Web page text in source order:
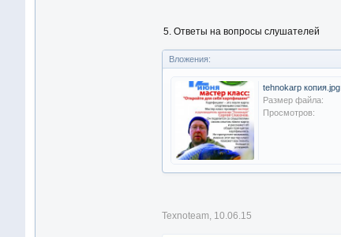
5. Ответы на вопросы слушателей
Вложения:
tehnokarp копия.jpg
Размер файла:
Просмотров:
Texnoteam, 10.06.15